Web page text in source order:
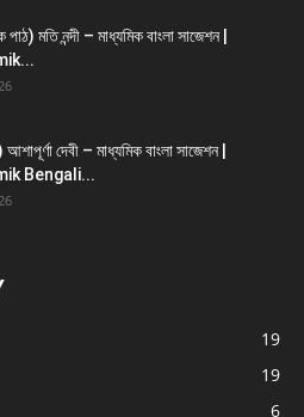
মতি নন্দী – মাধ্যমিক বাংলা সাজেশন |
আশাপূর্ণা দেবী – মাধ্যমিক বাংলা সাজেশন |
Bengali...
19
19
6